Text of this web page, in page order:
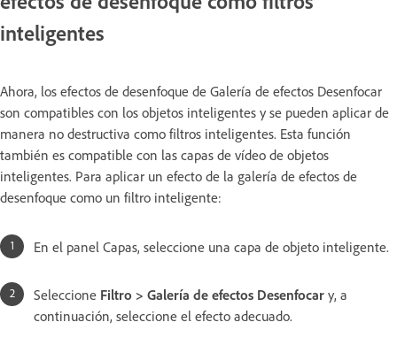
inteligentes
Ahora, los efectos de desenfoque de Galería de efectos Desenfocar
son compatibles con los objetos inteligentes y se pueden aplicar de
manera no destructiva como filtros inteligentes. Esta función
también es compatible con las capas de vídeo de objetos
inteligentes. Para aplicar un efecto de la galería de efectos de
desenfoque como un filtro inteligente:
En el panel Capas, seleccione una capa de objeto inteligente.
Seleccione Filtro > Galería de efectos Desenfocar y, a
continuación, seleccione el efecto adecuado.